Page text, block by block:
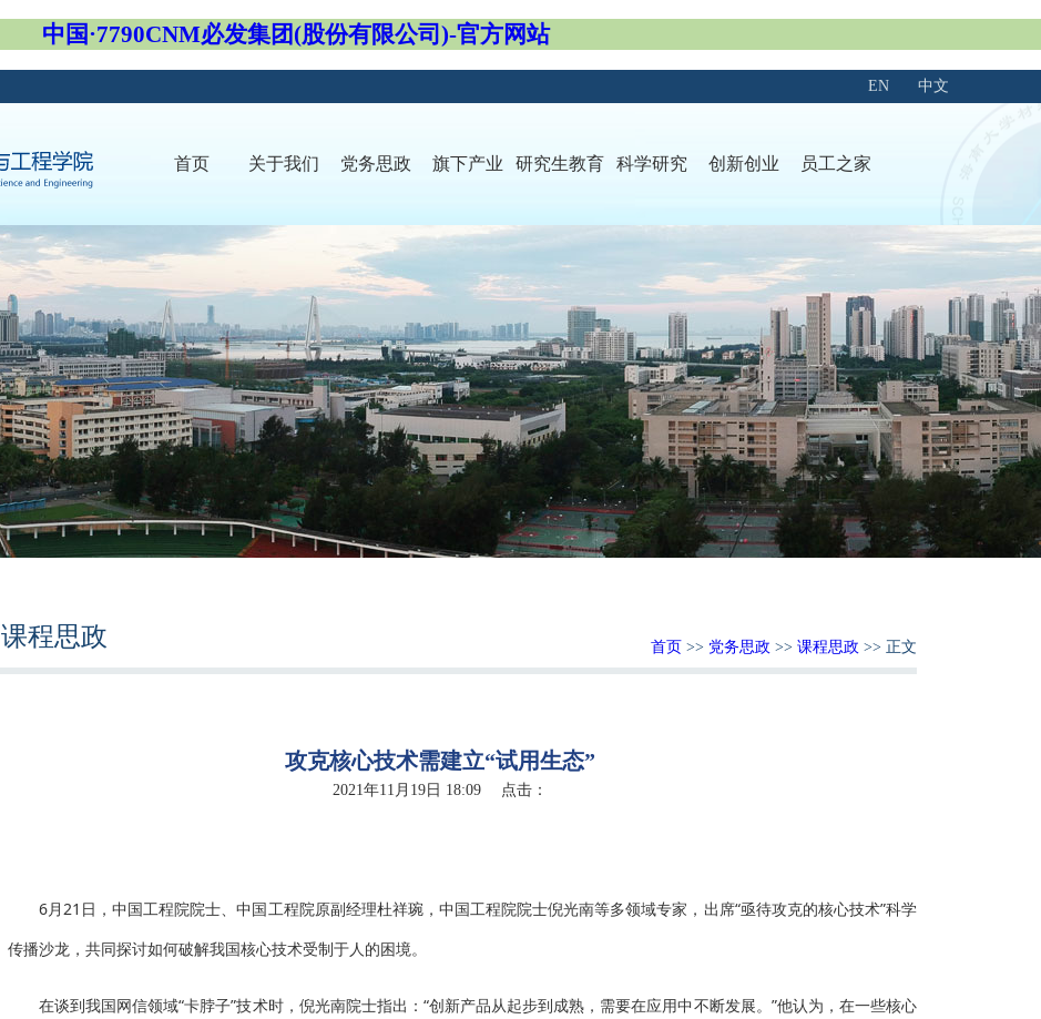
中国·7790CNM必发集团(股份有限公司)-官方网站
中文
EN
首页 关于我们 党务思政 旗下产业 研究生教育 科学研究 创新创业 员工之家
课程思政 首页 >> 党务思政 >> 课程思政 >> 正文
攻克核心技术需建立“试用生态”
2021年11月19日 18:09 点击：
6月21日，中国工程院院士、中国工程院原副经理杜祥琬，中国工程院院士倪光南等多领域专家，出席“亟待攻克的核心技术”科学
传播沙龙，共同探讨如何破解我国核心技术受制于人的困境。
在谈到我国网信领域“卡脖子”技术时，倪光南院士指出：“创新产品从起步到成熟，需要在应用中不断发展。”他认为，在一些核心